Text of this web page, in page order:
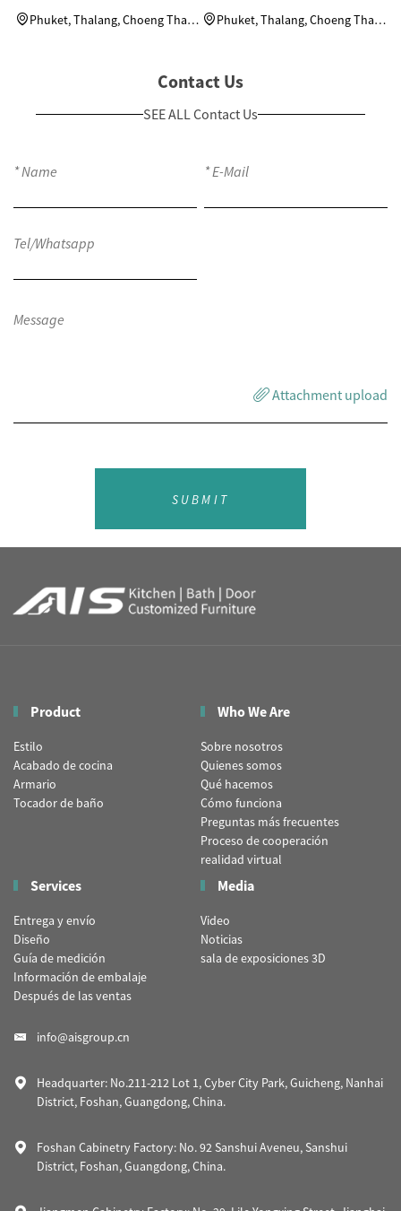
residenciales Andaman Riviera
Phuket, Thalang, Choeng Thale,
residenciales Andaman Riviera
Phuket, Thalang, Choeng Thale,
Contact Us
SEE ALL Contact Us
Attachment upload
SUBMIT
Product
Estilo
Acabado de cocina
Armario
Tocador de baño
Who We Are
Sobre nosotros
Quienes somos
Qué hacemos
Cómo funciona
Preguntas más frecuentes
Proceso de cooperación
realidad virtual
Services
Entrega y envío
Diseño
Guía de medición
Información de embalaje
Después de las ventas
Media
Video
Noticias
sala de exposiciones 3D
info@aisgroup.cn
Headquarter: No.211-212 Lot 1, Cyber City Park, Guicheng, Nanhai
District, Foshan, Guangdong, China.
Foshan Cabinetry Factory: No. 92 Sanshui Aveneu, Sanshui
District, Foshan, Guangdong, China.